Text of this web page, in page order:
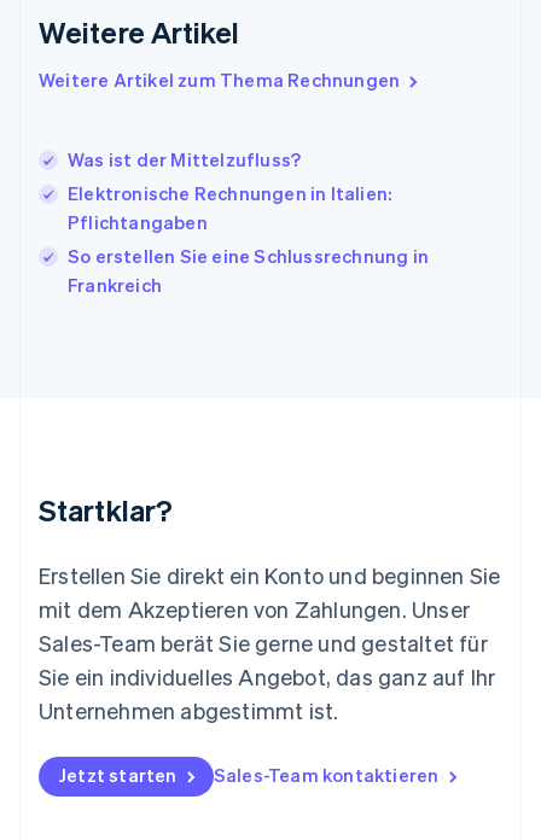
Weitere Artikel
Weitere Artikel zum Thema Rechnungen
Was ist der Mittelzufluss?
Elektronische Rechnungen in Italien:
Pflichtangaben
So erstellen Sie eine Schlussrechnung in
Frankreich
Startklar?
Erstellen Sie direkt ein Konto und beginnen Sie
mit dem Akzeptieren von Zahlungen. Unser
Sales-Team berät Sie gerne und gestaltet für
Sie ein individuelles Angebot, das ganz auf Ihr
Unternehmen abgestimmt ist.
Jetzt starten Sales-Team kontaktieren
Japan
Kanada
EnglishItaliano
Lettland
Liechtenstein
DeutschEnglish
Litauen
Español English
Niederlande
NederlandsEnglish
English
Österreich
Deutsch
Polen
Portugal
PortuguêsEnglish